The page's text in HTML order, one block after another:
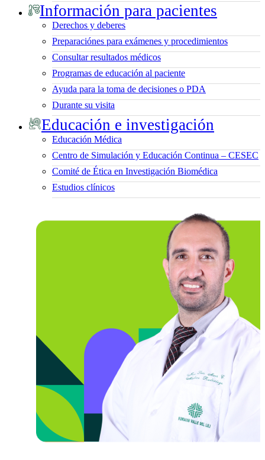
Información para pacientes
Derechos y deberes
Preparaciónes para exámenes y procedimientos
Consultar resultados médicos
Programas de educación al paciente
Ayuda para la toma de decisiones o PDA
Durante su visita
Educación e investigación
Educación Médica
Centro de Simulación y Educación Continua – CESEC
Comité de Ética en Investigación Biomédica
Estudios clínicos